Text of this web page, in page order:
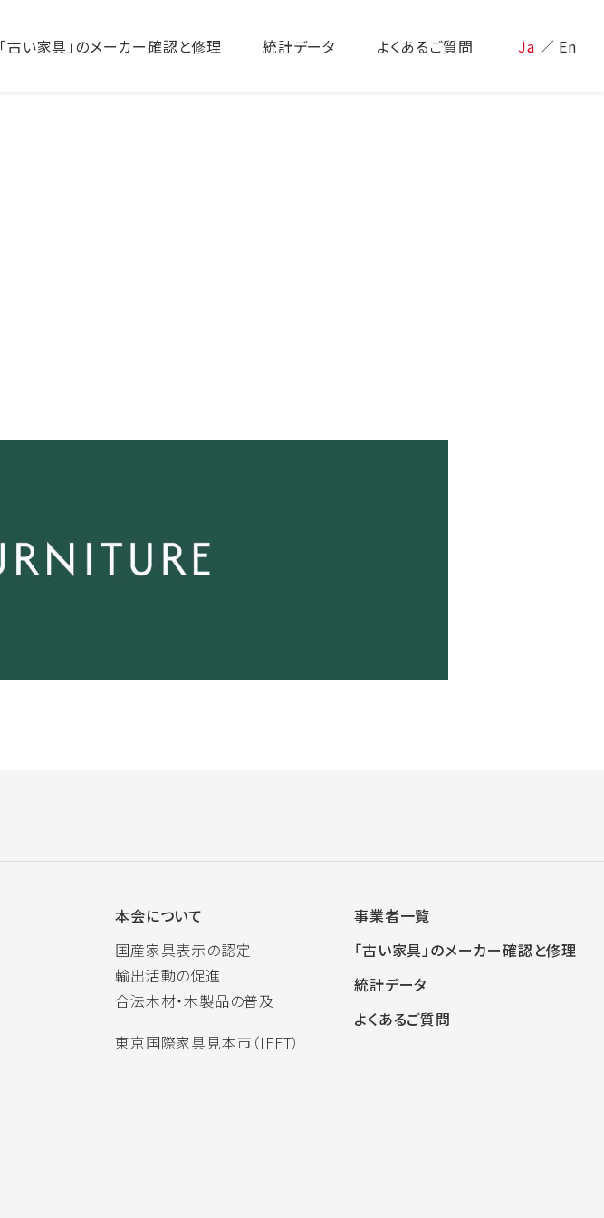
「古い家具」のメーカー確認と修理 統計データ よくあるご質問 Ja ／ En
本会について
国産家具表示の認定
輸出活動の促進
合法木材・木製品の普及
東京国際家具見本市（IFFT）
事業者一覧
「古い家具」のメーカー確認と修理
統計データ
よくあるご質問